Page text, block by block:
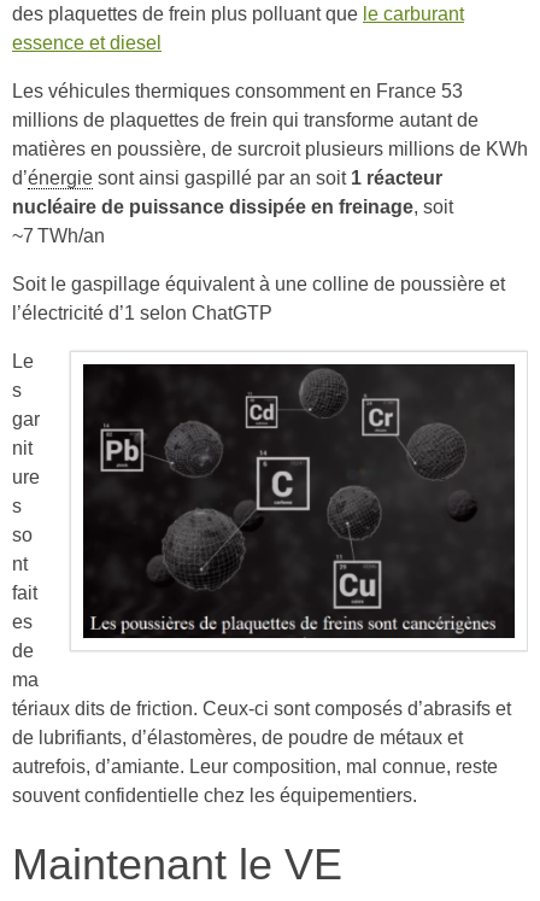
des plaquettes de frein plus polluant que le carburant
essence et diesel
Les véhicules thermiques consomment en France 53
millions de plaquettes de frein qui transforme autant de
matières en poussière, de surcroit plusieurs millions de KWh
d’énergie sont ainsi gaspillé par an soit 1 réacteur
nucléaire de puissance dissipée en freinage, soit
~7 TWh/an
Soit le gaspillage équivalent à une colline de poussière et
l’électricité d’1 selon ChatGTP
Le
s
gar
nit
ure
s
so
nt
fait
es
de
ma
tériaux dits de friction. Ceux-ci sont composés d’abrasifs et
de lubrifiants, d’élastomères, de poudre de métaux et
autrefois, d’amiante. Leur composition, mal connue, reste
souvent confidentielle chez les équipementiers.
Maintenant le VE